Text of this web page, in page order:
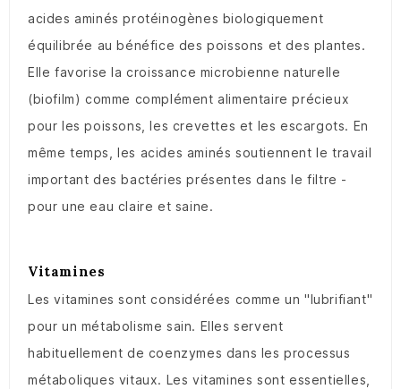
acides aminés protéinogènes biologiquement
équilibrée au bénéfice des poissons et des plantes.
Elle favorise la croissance microbienne naturelle
(biofilm) comme complément alimentaire précieux
pour les poissons, les crevettes et les escargots. En
même temps, les acides aminés soutiennent le travail
important des bactéries présentes dans le filtre -
pour une eau claire et saine.
Vitamines
Les vitamines sont considérées comme un "lubrifiant"
pour un métabolisme sain. Elles servent
habituellement de coenzymes dans les processus
métaboliques vitaux. Les vitamines sont essentielles,